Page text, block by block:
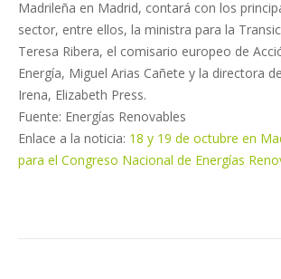
Madrileña en Madrid, contará con los
sector, entre ellos, la ministra para la
Teresa Ribera, el comisario europeo de
Energía, Miguel Arias Cañete y la directora
Irena, Elizabeth Press.
Fuente: Energías Renovables
Enlace a la noticia: 18 y 19 de octubre en
para el Congreso Nacional de Energías